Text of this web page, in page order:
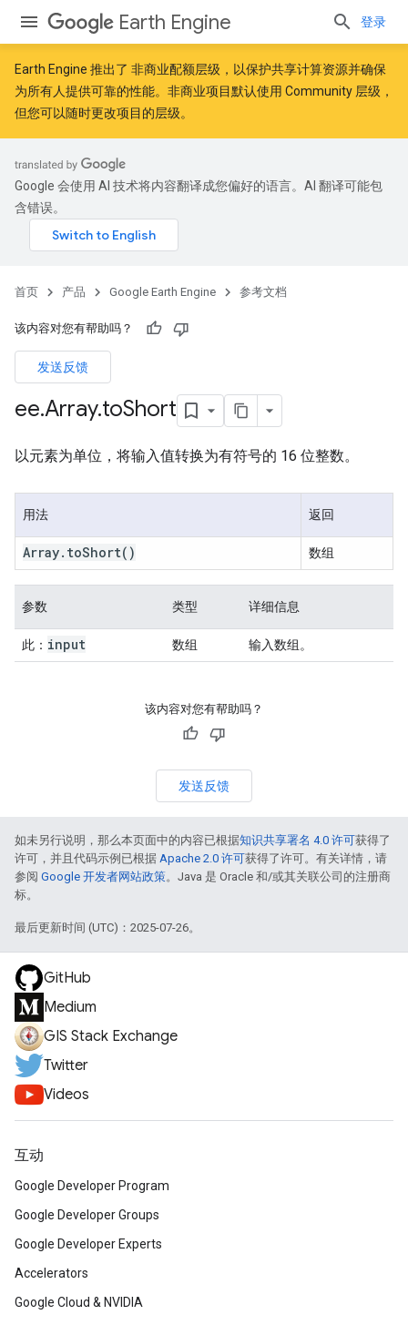
Earth Engine 登录
Earth Engine 推出了 非商业配额层级 ，以保护共享计算资源并确保
为所有人提供可靠的性能。非商业项目默认使用 Community 层级，
但您可以随时更改项目的层级。
Google 会使用 AI 技术将内容翻译成您偏好的语言。AI 翻译可能包
含错误。
首页 产品 Google Earth Engine 参考文档
该内容对您有帮助吗？
发送反馈
ee.Array.toShort
以元素为单位，将输入值转换为有符号的 16 位整数。
用法 返回
Array. toShort() 数组
参数 类型 详细信息
此： input 数组 输入数组。
该内容对您有帮助吗？
发送反馈
如未另行说明，那么本页面中的内容已根据知识共享署名 4.0 许可获得了
许可，并且代码示例已根据 Apache 2.0 许可获得了许可。有关详情，请
参阅 Google 开发者网站政策。Java 是 Oracle 和/或其关联公司的注册商
标。
最后更新时间 (UTC)：2025-07-26。
GitHub
Medium
GIS Stack Exchange
Twitter
Videos
互动
Google Developer Program
Google Developer Groups
Google Developer Experts
Accelerators
Google Cloud & NVIDIA